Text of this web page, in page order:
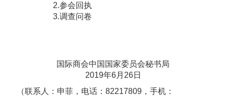
2.参会回执
3.调查问卷
国际商会中国国家委员会秘书局
2019年6月26日
（联系人：申菲，电话：82217809，手机：